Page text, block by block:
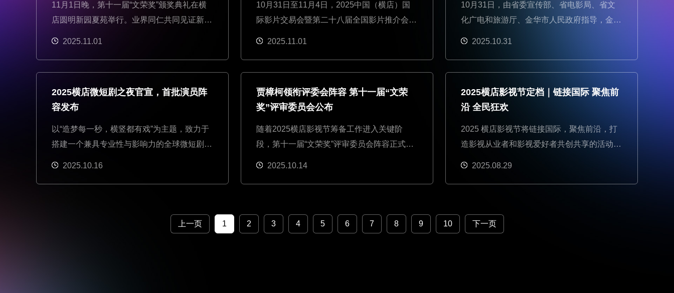
11月1日晚，第十一届“文荣奖”颁奖典礼在横
店圆明新园夏苑举行。业界同仁共同见证新一
2025.11.01
10月31日至11月4日，2025中国（横店）国
际影片交易会暨第二十八届全国影片推介会在
2025.11.01
10月31日，由省委宣传部、省电影局、省文
化广电和旅游厅、金华市人民政府指导，金华
2025.10.31
2025横店微短剧之夜官宣，首批演员阵
容发布
以“造梦每一秒，横竖都有戏”为主题，致力于
搭建一个兼具专业性与影响力的全球微短剧创
2025.10.16
贾樟柯领衔评委会阵容 第十一届“文荣
奖”评审委员会公布
随着2025横店影视节筹备工作进入关键阶
段，第十一届“文荣奖”评审委员会阵容正式公
2025.10.14
2025横店影视节定档｜链接国际 聚焦前
沿 全民狂欢
2025 横店影视节将链接国际，聚焦前沿，打
造影视从业者和影视爱好者共创共享的活动，
2025.08.29
上一页 1 2 3 4 5 6 7 8 9 10 下一页